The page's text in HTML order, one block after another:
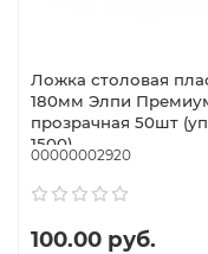
Ложка столовая
180мм Элпи
прозрачная 50шт (уп
1500)
00000002920
100.00 руб.